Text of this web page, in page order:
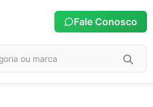
Fale Conosco